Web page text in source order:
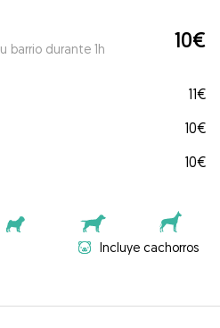
barrio durante 1h 10€
11€
10€
10€
Incluye cachorros